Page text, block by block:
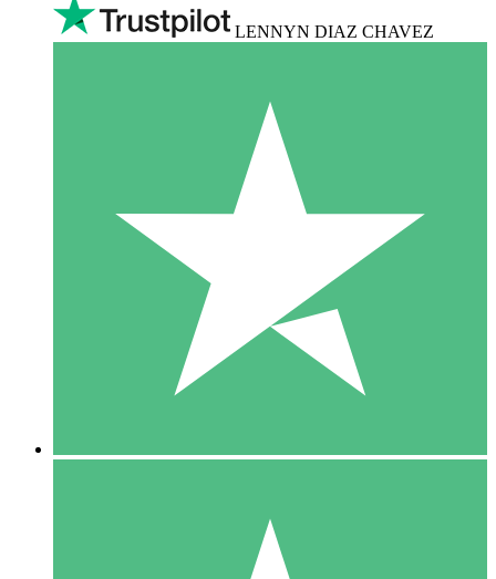
LENNYN DIAZ CHAVEZ